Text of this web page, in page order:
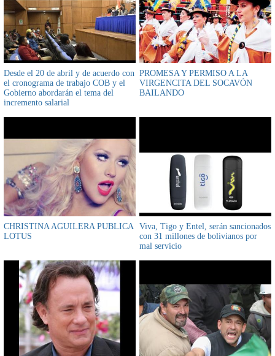
Desde el 20 de abril y de acuerdo con
el cronograma de trabajo COB y el
Gobierno abordarán el tema del
incremento salarial
PROMESA Y PERMISO A LA
VIRGENCITA DEL SOCAVÓN
BAILANDO
CHRISTINA AGUILERA PUBLICA
LOTUS
Viva, Tigo y Entel, serán sancionados
con 31 millones de bolivianos por
mal servicio